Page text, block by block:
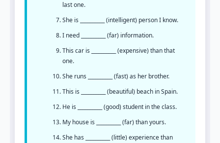
last one.
She is __________ (intelligent) person I know.
I need __________ (far) information.
This car is __________ (expensive) than that
one.
She runs __________ (fast) as her brother.
This is __________ (beautiful) beach in Spain.
He is __________ (good) student in the class.
My house is __________ (far) than yours.
She has __________ (little) experience than